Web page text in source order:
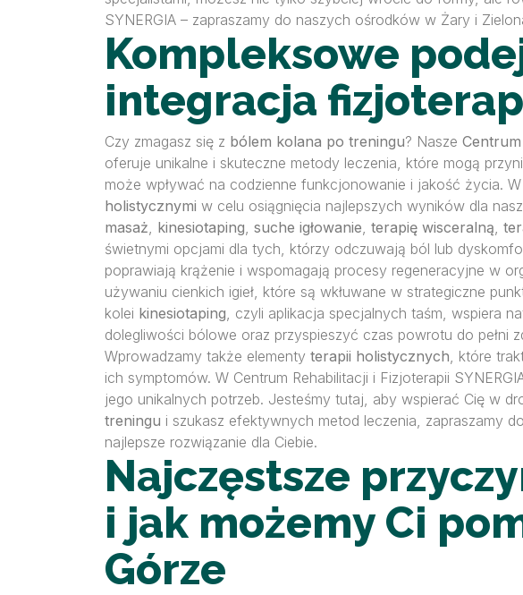
SYNERGIA – zapraszamy do naszych ośrodków w Żary i
Kompleksowe
integracja
Czy zmagasz się z bólem kolana po treningu? Nasze
oferuje unikalne i skuteczne metody leczenia, które mogą
może wpływać na codzienne funkcjonowanie i jakość życia.
holistycznymi w celu osiągnięcia najlepszych wyników dla
masaż kinesiotaping suche igłowanie terapię wisceralną
świetnymi opcjami dla tych, którzy odczuwają ból lub
poprawiają krążenie i wspomagają procesy regeneracyjne w
używaniu cienkich igieł, które są wkłuwane w strategiczne
kolei kinesiotaping , czyli aplikacja specjalnych taśm, wspiera
dolegliwości bólowe oraz przyspieszyć czas powrotu do
Wprowadzamy także elementy terapii holistycznych , które
ich symptomów. W Centrum Rehabilitacji i Fizjoterapii
jego unikalnych potrzeb. Jesteśmy tutaj, aby wspierać Cię w
treningu i szukasz efektywnych metod leczenia, zapraszamy
najlepsze rozwiązanie dla Ciebie.
Najczęstsze
i jak możemy Ci
Górze